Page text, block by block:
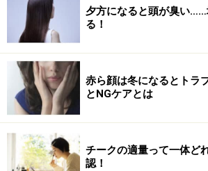
細胞レベルに働きかけ、セルフコン
立した肌」へと導く化粧水。なんと
は、そのテクスチャー。手に取った
ジェリー（※）のリッチな感触、肌に
ずしく溶け出しスーッと浸透。絶妙
で、内側から湧き上がるような潤い
※PEG-75,プロパンジオール（保湿成分
夕方になると頭が臭い
る！
赤ら顔は冬になるとトラ
とNGケアとは
チークの適量って一体ど
認！